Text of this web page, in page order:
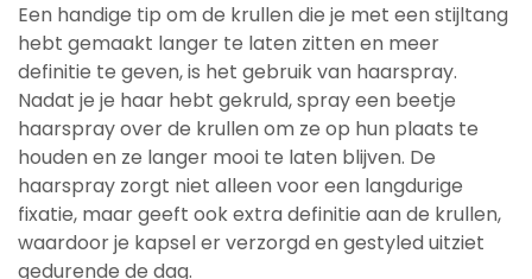
Een handige tip om de krullen die je met een stijltang
hebt gemaakt langer te laten zitten en meer
definitie te geven, is het gebruik van haarspray.
Nadat je je haar hebt gekruld, spray een beetje
haarspray over de krullen om ze op hun plaats te
houden en ze langer mooi te laten blijven. De
haarspray zorgt niet alleen voor een langdurige
fixatie, maar geeft ook extra definitie aan de krullen,
waardoor je kapsel er verzorgd en gestyled uitziet
gedurende de dag.